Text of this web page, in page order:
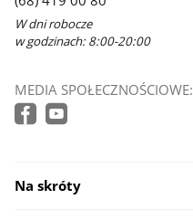
W dni robocze
w godzinach: 8:00-20:00
MEDIA SPOŁECZNOŚCIOWE:
Na skróty